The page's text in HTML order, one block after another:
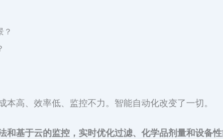
？
高、效率低、监控不力。智能自动化改变了一切。
和基于云的监控，实时优化过滤、化学品剂量和设备